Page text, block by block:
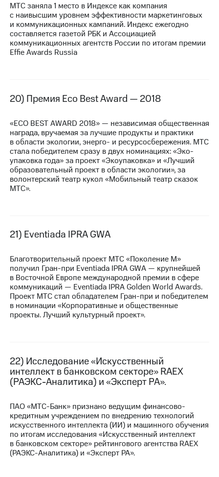
МТС заняла 1 место в Индексе как компания
с наивысшим уровнем эффективности маркетинговых
и коммуникационных кампаний. Индекс ежегодно
составляется газетой РБК и Ассоциацией
коммуникационных агентств России по итогам премии
Effie Awards Russia
20) Премия Eco Best Award — 2018
«ECO BEST AWARD 2018» — независимая общественная
награда, вручаемая за лучшие продукты и практики
в области экологии, энерго- и ресурсосбережения. МТС
стала победителем сразу в двух номинациях: «Эко-
упаковка года» за проект «Экоупаковка» и «Лучший
образовательный проект в области экологии», за
волонтерский театр кукол «Мобильный театр сказок
МТС».
21) Eventiada IPRA GWA
Благотворительный проект МТС «Поколение М»
получил Гран-при Eventiada IPRA GWA — крупнейшей
в Восточной Европе международной премии в сфере
коммуникаций — Eventiada IPRA Golden World Awards.
Проект МТС стал обладателем Гран-при и победителем
в номинации «Корпоративные и общественные
проекты. Лучший культурный проект».
22) Исследование «Искусственный
интеллект в банковском секторе» RAEX
(РАЭКС-Аналитика) и «Эксперт РА».
ПАО «МТС-Банк» признано ведущим финансово-
кредитным учреждением по внедрению технологий
искусственного интеллекта (ИИ) и машинного обучения
по итогам исследования «Искусственный интеллект
в банковском секторе» рейтингового агентства RAEX
(РАЭКС-Аналитика) и «Эксперт РА».